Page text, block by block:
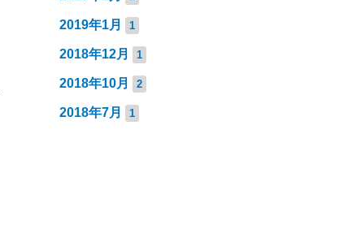
2019年1月 1
2018年12月 1
2018年10月 2
2018年7月 1